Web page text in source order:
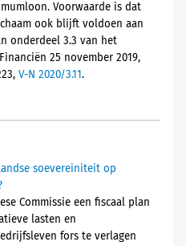
Voorwaarde is dat
ook blijft voldoen aan
onderdeel 3.3 van het
25 november 2019,
V-N 2020/3.11.
soevereiniteit op
Commissie een fiscaal plan
lasten en
fors te verlagen